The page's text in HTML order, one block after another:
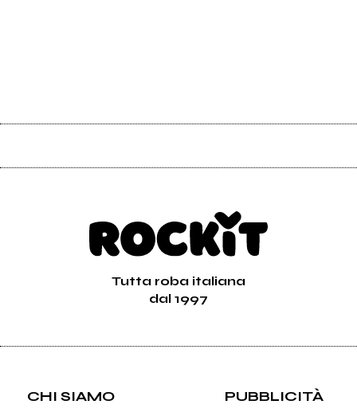
Tutta roba italiana
dal 1997
CHI SIAMO PUBBLICITÀ